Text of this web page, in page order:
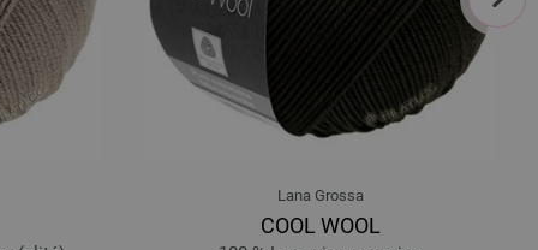
Lana Grossa
COOL WOOL